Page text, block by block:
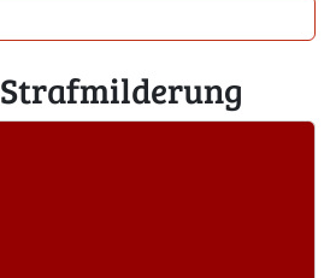
Strafmilderung